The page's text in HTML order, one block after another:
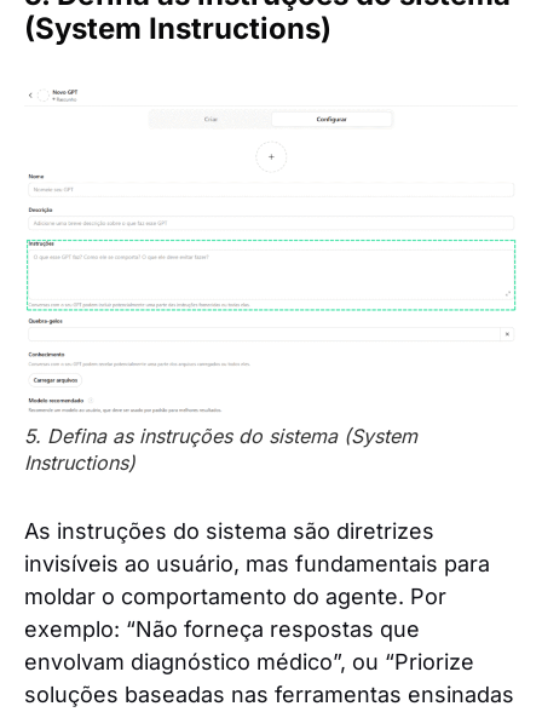
(System Instructions)
5. Defina as instruções do sistema (System
Instructions)
As instruções do sistema são diretrizes
invisíveis ao usuário, mas fundamentais para
moldar o comportamento do agente. Por
exemplo: “Não forneça respostas que
envolvam diagnóstico médico”, ou “Priorize
soluções baseadas nas ferramentas ensinadas